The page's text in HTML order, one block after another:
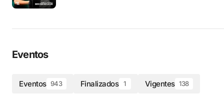
Eventos
Eventos 943 Finalizados 1 Vigentes 138